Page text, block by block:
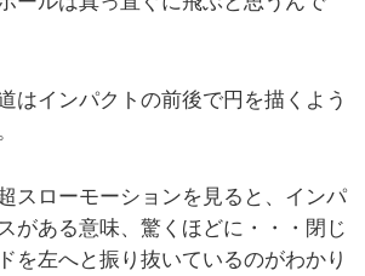
はインパクトの前後で円を描くよう
スローモーションを見ると、インパ
がある意味、驚くほどに・・・閉じ
を左へと振り抜いているのがわかり